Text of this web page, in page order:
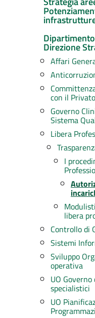
Direzione
Affari
con il
Governo
Sistema
Libera
I
libera
Controllo di
Sistemi
Sviluppo
operativa
UO
specialistici
UO